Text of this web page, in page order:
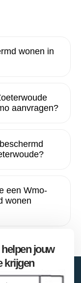
wonen in
aanvragen?
een Wmo-
wonen
jouw
krijgen